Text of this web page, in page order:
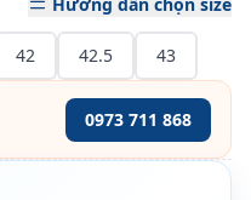
42 42.5 43
0973 711 868